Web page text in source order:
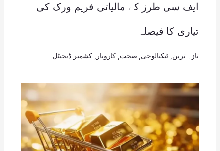
ایف سی طرز کے مالیاتی فریم ورک کی
تیاری کا فیصلہ
تازہ ترین ٹیکنالوجی صحت کاروبار کشمیر ڈیجیٹل